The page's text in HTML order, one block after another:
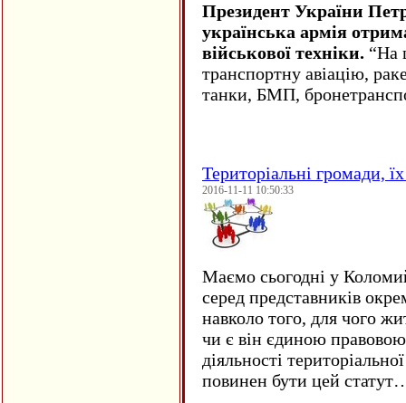
Президент України
українська армія
військової техніки. “На
транспортну авіацію,
танки, БМП,
Територіальні громади,
2016-11-11 10:50:33
Маємо сьогодні у
серед представників
навколо того, для чого
чи є він єдиною
діяльності
повинен бути цей